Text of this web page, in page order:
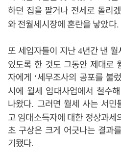
하던 집을 팔거나 전세로 돌리
와 전월세시장에 혼란을 낳았다.
또 세입자들이 지난 4년간 낸
있도록 한 것도 그동안 제대로
자에게 ‘세무조사의 공포를 불
시에 월세 임대사업에서 철수
나왔다. 그러면 월세 사는 서민
고 임대소득자에 대한 정상과세
초 구상은 크게 어긋나는 결과
기됐다.